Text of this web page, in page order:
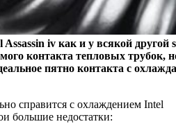
iv как и у всякой
контакта тепловых трубок,
пятно контакта с
справится с охлаждением Intel
большие недостатки: